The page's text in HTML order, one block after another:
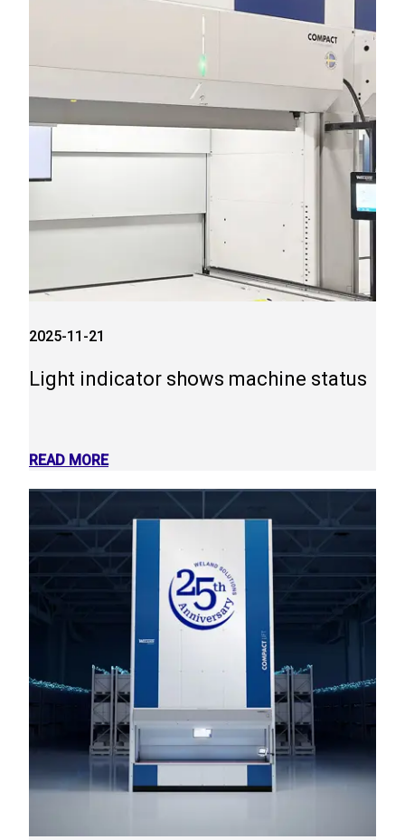
2025-11-21
Light indicator shows machine status
READ MORE